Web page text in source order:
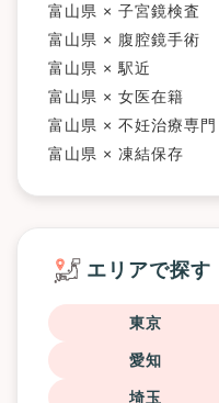
富山県 × 子宮鏡検査
富山県 × 腹腔鏡手術
富山県 × 駅近
富山県 × 女医在籍
富山県 × 不妊治療専門
富山県 × 凍結保存
エリアで探す
東京
愛知
埼玉